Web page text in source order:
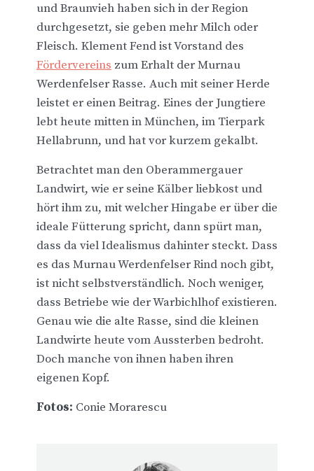
und Braunvieh haben sich in der Region
durchgesetzt, sie geben mehr Milch oder
Fleisch. Klement Fend ist Vorstand des
Fördervereins zum Erhalt der Murnau
Werdenfelser Rasse. Auch mit seiner Herde
leistet er einen Beitrag. Eines der Jungtiere
lebt heute mitten in München, im Tierpark
Hellabrunn, und hat vor kurzem gekalbt.
Betrachtet man den Oberammergauer
Landwirt, wie er seine Kälber liebkost und
hört ihm zu, mit welcher Hingabe er über die
ideale Fütterung spricht, dann spürt man,
dass da viel Idealismus dahinter steckt. Dass
es das Murnau Werdenfelser Rind noch gibt,
ist nicht selbstverständlich. Noch weniger,
dass Betriebe wie der Warbichlhof existieren.
Genau wie die alte Rasse, sind die kleinen
Landwirte heute vom Aussterben bedroht.
Doch manche von ihnen haben ihren
eigenen Kopf.
Fotos: Conie Morarescu